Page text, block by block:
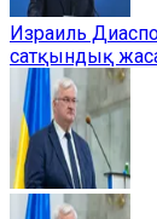
Израиль
сатқындық